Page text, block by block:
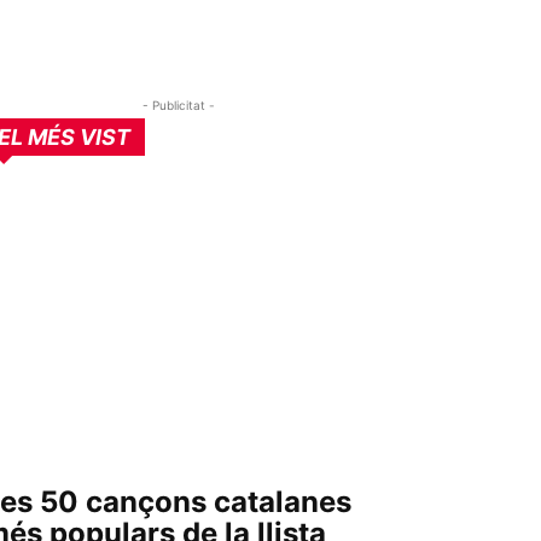
- Publicitat -
MÉS VIST
50 cançons catalanes
populars de la llista